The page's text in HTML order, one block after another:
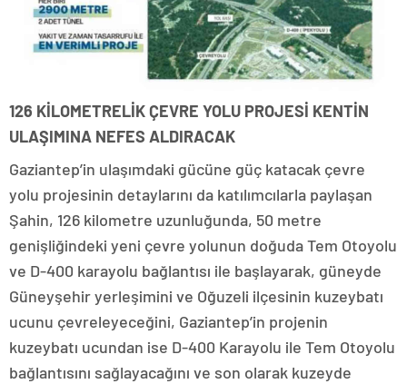
126 KİLOMETRELİK ÇEVRE YOLU PROJESİ KENTİN
ULAŞIMINA NEFES ALDIRACAK
Gaziantep’in ulaşımdaki gücüne güç katacak çevre
yolu projesinin detaylarını da katılımcılarla paylaşan
Şahin, 126 kilometre uzunluğunda, 50 metre
genişliğindeki yeni çevre yolunun doğuda Tem Otoyolu
ve D-400 karayolu bağlantısı ile başlayarak, güneyde
Güneyşehir yerleşimini ve Oğuzeli ilçesinin kuzeybatı
ucunu çevreleyeceğini, Gaziantep’in projenin
kuzeybatı ucundan ise D-400 Karayolu ile Tem Otoyolu
bağlantısını sağlayacağını ve son olarak kuzeyde